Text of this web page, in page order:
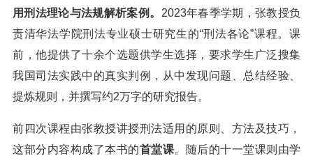
用刑法理论与法规解析案例。 2023年春季学期，张教授负
责清华法学院刑法专业硕士研究生的“刑法各论”课程。课
前，他提供了十余个选题供学生选择，要求学生广泛搜集
我国司法实践中的真实判例，从中发现问题、总结经验、
提炼规则，并撰写约2万字的研究报告。
前四次课程由张教授讲授刑法适用的原则、方法及技巧，
这部分内容构成了本书的首堂课。随后的十一堂课则由学